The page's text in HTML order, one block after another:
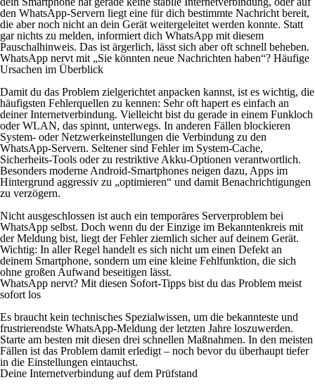
den WhatsApp-Servern liegt eine für dich bestimmte Nachricht bereit,
die aber noch nicht an dein Gerät weitergeleitet werden konnte. Statt
gar nichts zu melden, informiert dich WhatsApp mit diesem
Pauschalhinweis. Das ist ärgerlich, lässt sich aber oft schnell beheben.
WhatsApp nervt mit „Sie könnten neue Nachrichten haben“? Häufige
Ursachen im Überblick
Damit du das Problem zielgerichtet anpacken kannst, ist es wichtig, die
häufigsten Fehlerquellen zu kennen: Sehr oft hapert es einfach an
deiner Internetverbindung. Vielleicht bist du gerade in einem Funkloch
oder WLAN, das spinnt, unterwegs. In anderen Fällen blockieren
System- oder Netzwerkeinstellungen die Verbindung zu den
WhatsApp-Servern. Seltener sind Fehler im System-Cache,
Sicherheits-Tools oder zu restriktive Akku-Optionen verantwortlich.
Besonders moderne Android-Smartphones neigen dazu, Apps im
Hintergrund aggressiv zu „optimieren“ und damit Benachrichtigungen
zu verzögern.
Nicht ausgeschlossen ist auch ein temporäres Serverproblem bei
WhatsApp selbst. Doch wenn du der Einzige im Bekanntenkreis mit
der Meldung bist, liegt der Fehler ziemlich sicher auf deinem Gerät.
Wichtig: In aller Regel handelt es sich nicht um einen Defekt an
deinem Smartphone, sondern um eine kleine Fehlfunktion, die sich
ohne großen Aufwand beseitigen lässt.
WhatsApp nervt? Mit diesen Sofort-Tipps bist du das Problem meist
sofort los
Es braucht kein technisches Spezialwissen, um die bekannteste und
frustrierendste WhatsApp-Meldung der letzten Jahre loszuwerden.
Starte am besten mit diesen drei schnellen Maßnahmen. In den meisten
Fällen ist das Problem damit erledigt – noch bevor du überhaupt tiefer
in die Einstellungen eintauchst.
Deine Internetverbindung auf dem Prüfstand